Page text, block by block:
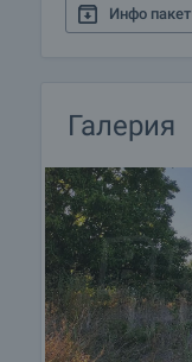
Инфо пакет
Галерия